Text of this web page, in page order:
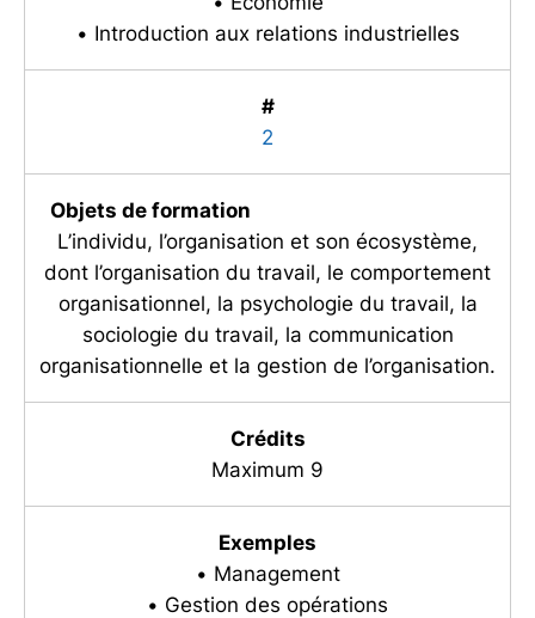
• Introduction aux relations industrielles
#
2
Objets de formation
L’individu, l’organisation et son écosystème,
dont l’organisation du travail, le comportement
organisationnel, la psychologie du travail, la
sociologie du travail, la communication
organisationnelle et la gestion de l’organisation.
Crédits
Maximum 9
Exemples
• Management
• Gestion des opérations